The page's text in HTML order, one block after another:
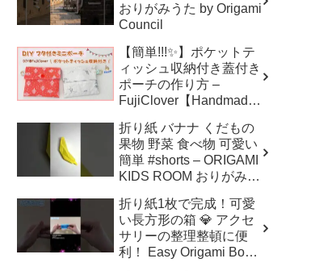
おりがみうた by Origami
Council
【簡単!!!✨】ポケットテ
ィッシュ収納付き蓋付き
ポーチの作り方 –
FujiClover【Handmade
折り紙 バナナ くだもの
果物 野菜 食べ物 可愛い
簡単 #shorts – ORIGAMI
KIDS ROOM おりがみキ
折り紙1枚で完成！可愛
い長方形の箱 💎 アクセ
サリーの整理整頓に便
利！ Easy Origami Box |